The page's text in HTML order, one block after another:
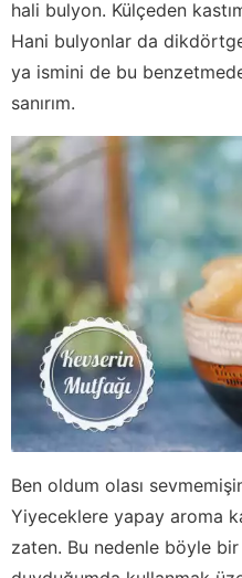
hali bulyon. Külçeden
Hani bulyonlar da
ya ismini de bu
sanırım.
Ben oldum olası
Yiyeceklere yapay aroma
zaten. Bu nedenle böyle